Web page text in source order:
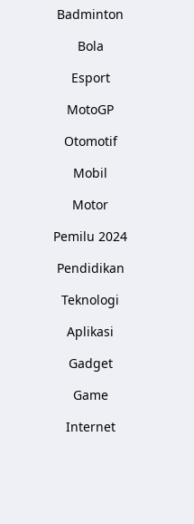
Badminton
Bola
Esport
MotoGP
Otomotif
Mobil
Motor
Pemilu 2024
Pendidikan
Teknologi
Aplikasi
Gadget
Game
Internet